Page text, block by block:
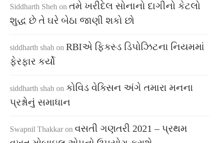
Siddharth Sheh on તમે ખરીદેલ સોનાનો દાગીનો કેટલો
શુદ્ધ છે તે ઘરે બેઠા જાણી શકો છો
siddharth shah on RBIએ ફિક્સ્ડ ડિપોઝિટના નિયમમાં
ફેરફાર કર્યો
siddharth shah on કોવિડ વેક્સિન અંગે તમારા મનના
પ્રશ્નોનું સમાધાન
Swapnil Thakkar on વસતી ગણતરી 2021 – પ્રથમ